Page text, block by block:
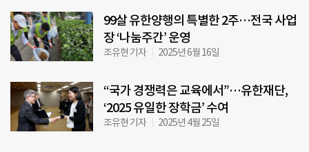
99살 유한양행의 특별한 2주…전국 사업
장 ‘나눔주간’ 운영
조유현 기자 2025년 6월 16일
“국가 경쟁력은 교육에서”…유한재단,
‘2025 유일한 장학금’ 수여
조유현 기자 2025년 4월 25일